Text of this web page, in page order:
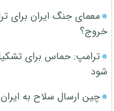
معمای جنگ ایران برای
خروج؟
ترامپ: حماس برای
شود
چین ارسال سلاح به